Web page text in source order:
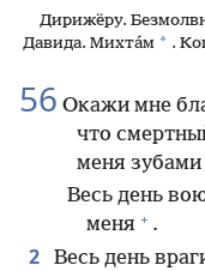
Дирижёру.
Давида. Михта́м * .
56 Окажи мне
что
меня зубами
Весь день
меня + .
2 Весь день